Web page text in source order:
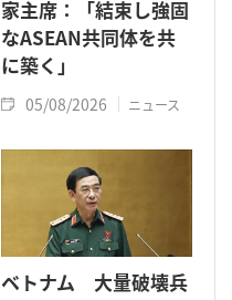
家主席：「結束し強固
なASEAN共同体を共
に築く」
05/08/2026 ニュース
ベトナム 大量破壊兵